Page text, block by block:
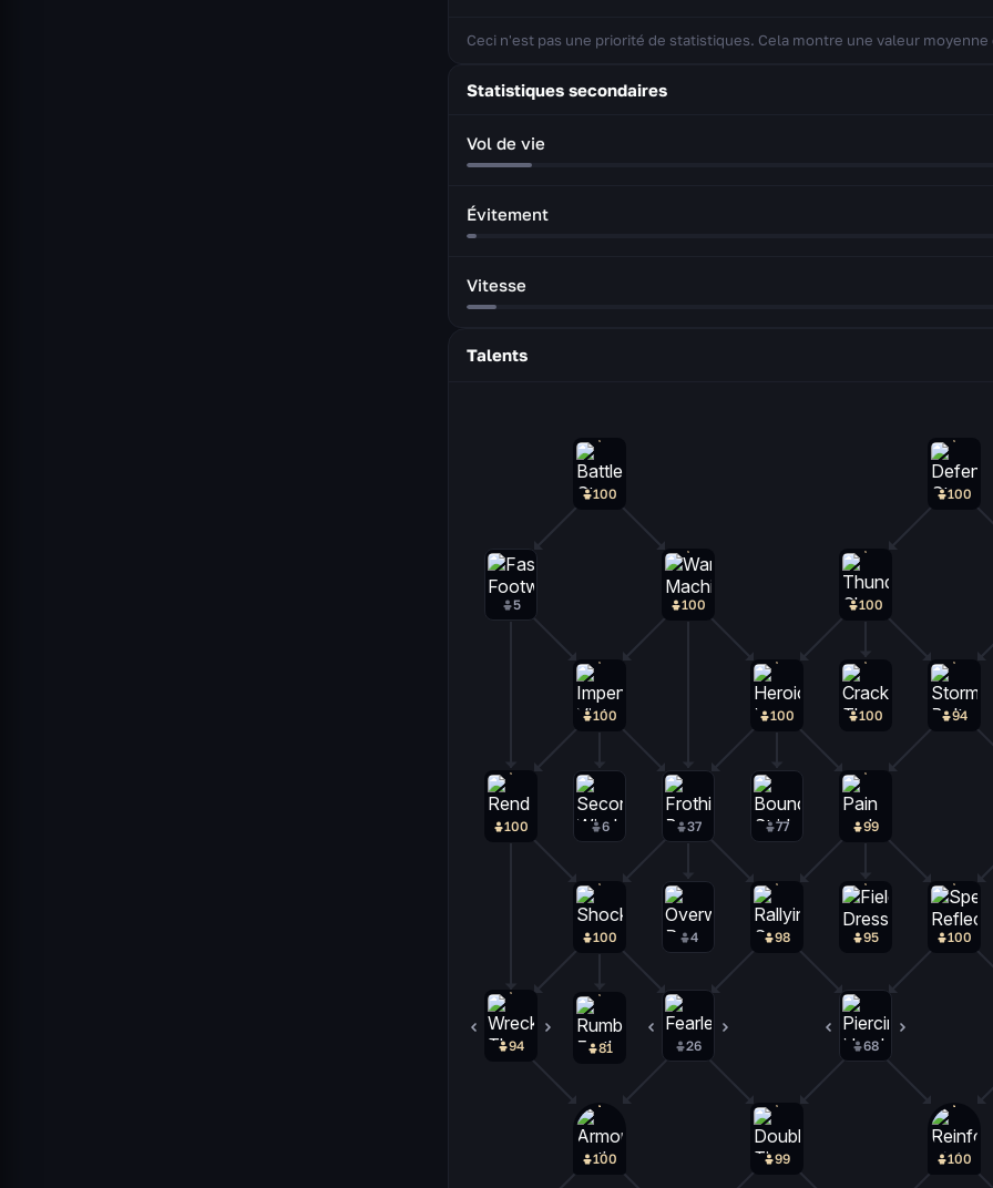
Ceci n'est pas une priorité de statistiques. Cela montre une valeur
Statistiques secondaires
Vol de vie
Évitement
Vitesse
Talents
100
100
100
100
100
100 100
100
100
100
100
100
99
99
98 95
94
94 81
77
68
37
26
6
5
4